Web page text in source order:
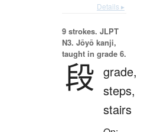
Details ▸
9 strokes. JLPT
N3. Jōyō kanji,
taught in grade 6.
段 grade,
steps,
stairs